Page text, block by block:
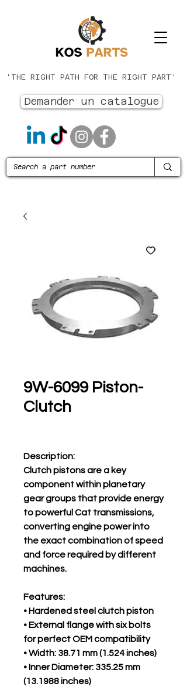
'THE RIGHT PATH FOR THE RIGHT PART'
Demander un catalogue
9W-6099 Piston-
Clutch
Description:
Clutch pistons are a key
component within planetary
gear groups that provide energy
to powerful Cat transmissions,
converting engine power into
the exact combination of speed
and force required by different
machines.
Features:
• Hardened steel clutch piston
• External flange with six bolts
for perfect OEM compatibility
• Width: 38.71 mm (1.524 inches)
• Inner Diameter: 335.25 mm
(13.1988 inches)